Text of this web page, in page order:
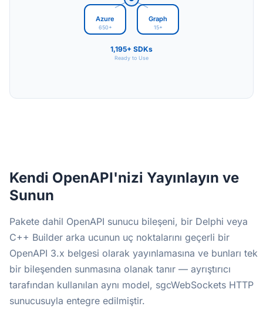
Azure
650+
Graph
15+
1,195+ SDKs
Ready to Use
Kendi OpenAPI'nizi Yayınlayın ve
Sunun
Pakete dahil OpenAPI sunucu bileşeni, bir Delphi veya
C++ Builder arka ucunun uç noktalarını geçerli bir
OpenAPI 3.x belgesi olarak yayınlamasına ve bunları tek
bir bileşenden sunmasına olanak tanır — ayrıştırıcı
tarafından kullanılan aynı model, sgcWebSockets HTTP
sunucusuyla entegre edilmiştir.